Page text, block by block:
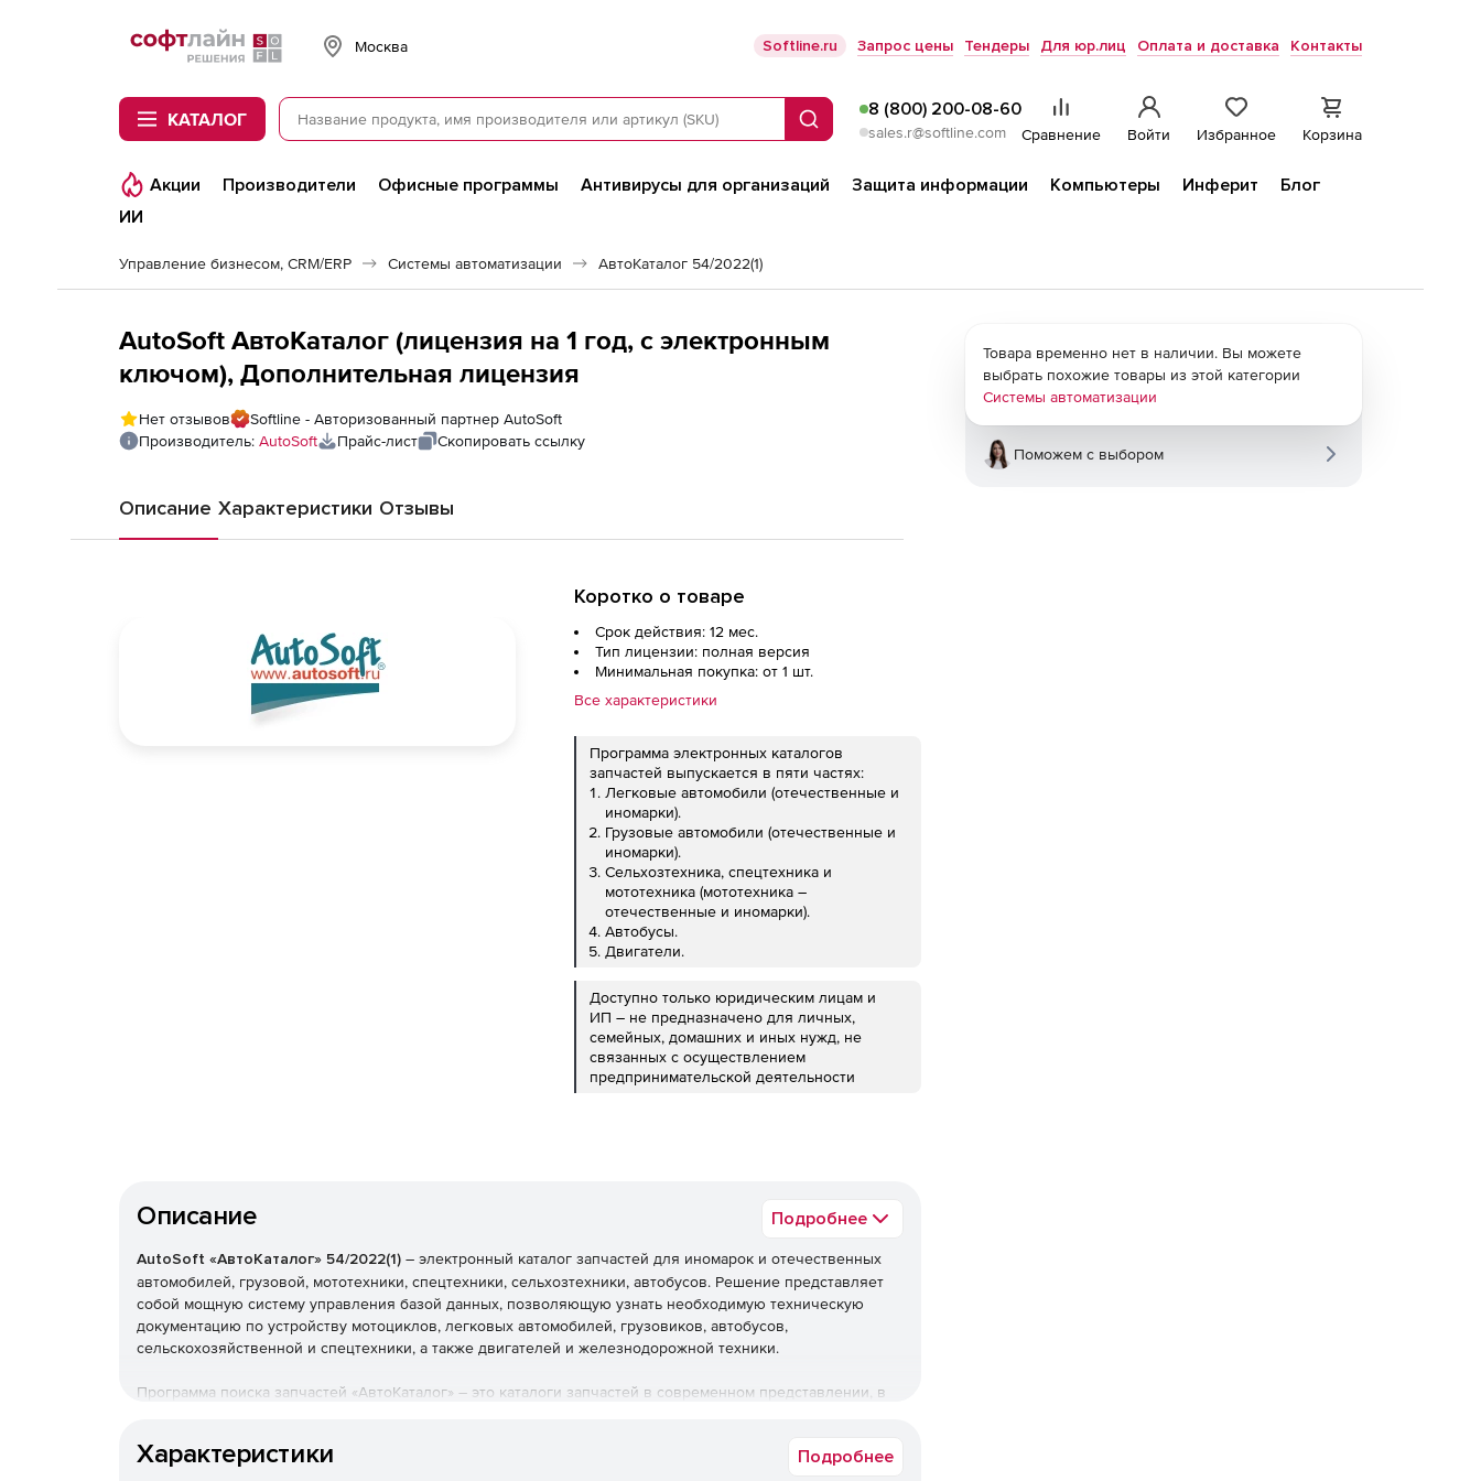
Softline
Москва Softline.ru Запрос цены Тендеры Для юр.лиц Оплата и доставка Контакты
КАТАЛОГ Поиск
8 (800) 200-08-60
sales.r@softline.com Сравнение Войти Избранное Корзина
Акции Производители Офисные программы Антивирусы для организаций Защита информации Компьютеры Инферит
Блог
ИИ
Управление бизнесом, CRM/ERP Системы автоматизации АвтоКаталог 54/2022(1)
AutoSoft АвтоКаталог (лицензия на 1 год, с электронным
ключом), Дополнительная лицензия
Нет отзывов
Softline - Авторизованный партнер AutoSoft
Производитель: AutoSoft Прайс-лист Скопировать ссылку
Описание Характеристики Отзывы
Коротко о товаре
Срок действия: 12 мес.
Тип лицензии: полная версия
Минимальная покупка: от 1 шт.
Все характеристики
Программа электронных каталогов
запчастей выпускается в пяти частях:
Легковые автомобили (отечественные и
иномарки).
Грузовые автомобили (отечественные и
иномарки).
Сельхозтехника, спецтехника и
мототехника (мототехника –
отечественные и иномарки).
Автобусы.
Двигатели.
Доступно только юридическим лицам и
ИП – не предназначено для личных,
семейных, домашних и иных нужд, не
связанных с осуществлением
предпринимательской деятельности
Описание Подробнее
AutoSoft «АвтоКаталог» 54/2022(1) – электронный каталог запчастей для иномарок и отечественных
автомобилей, грузовой, мототехники, спецтехники, сельхозтехники, автобусов. Решение представляет
собой мощную систему управления базой данных, позволяющую узнать необходимую техническую
документацию по устройству мотоциклов, легковых автомобилей, грузовиков, автобусов,
сельскохозяйственной и спецтехники, а также двигателей и железнодорожной техники.
Программа поиска запчастей «АвтоКаталог» – это каталоги запчастей в современном представлении, в
и запчастях.
Характеристики Подробнее
Товара временно нет в наличии. Вы можете
выбрать похожие товары из этой категории
Системы автоматизации
Поможем с выбором